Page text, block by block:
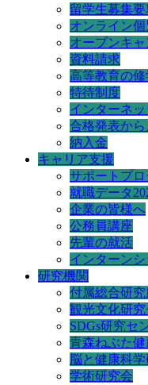
留学生募集要
オンライン
オープンキャ
資料請求
高等教育の
特待制度
インターネ
合格発表か
納入金
キャリア支援
サポートプロ
就職データ
企業の皆様へ
公務員講座
先輩の就活
インターン
研究機関
付属総合研究
観光文化研
SDGs研究セ
青森ねぶた
脳と健康科
学術研究会